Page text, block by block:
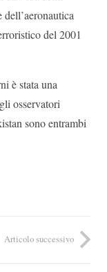
del 2001
è stata una
osservatori
sono entrambi
Articolo successivo